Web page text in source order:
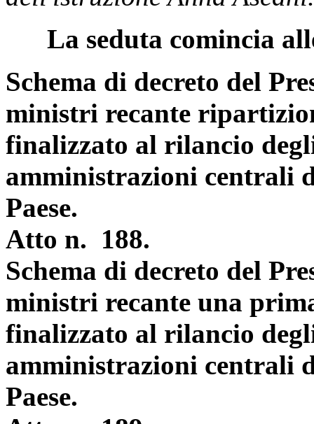
La seduta comincia
Schema di decreto del
ministri recante
finalizzato al rilancio
amministrazioni centrali
Paese.
Atto n. 188.
Schema di decreto del
ministri recante una
finalizzato al rilancio
amministrazioni centrali
Paese.